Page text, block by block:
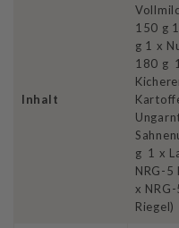
Inhalt
150 g
g 1 x
180 g
g 1 x
NRG-5
x
Riegel)